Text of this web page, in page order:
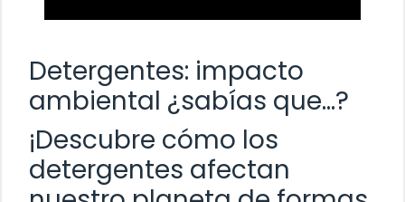
Detergentes: impacto
ambiental ¿sabías que…?
¡Descubre cómo los
detergentes afectan